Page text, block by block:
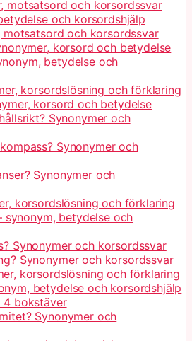
motsatsord och korsordssvar
och korsordshjälp
motsatsord och korsordssvar
korsord och betydelse
betydelse och
korsordslösning och förklaring
korsord och betydelse
Synonymer och
Synonymer och
Synonymer och
korsordslösning och förklaring
synonym, betydelse och
Synonymer och korsordssvar
Synonymer och korsordssvar
korsordslösning och förklaring
betydelse och korsordshjälp
4 bokstäver
Synonymer och